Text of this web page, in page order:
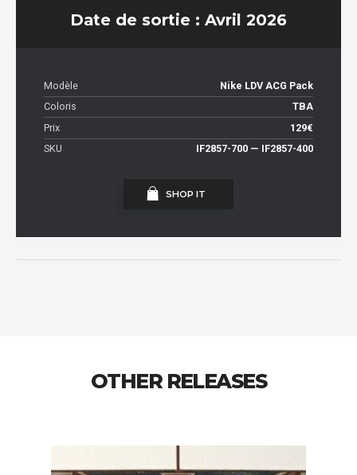
Date de sortie : Avril 2026
Modèle
Nike LDV ACG Pack
Coloris
TBA
Prix
129€
SKU
IF2857-700 — IF2857-400
SHOP IT
OTHER RELEASES